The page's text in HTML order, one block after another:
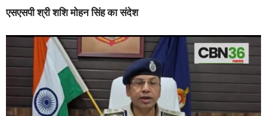
एसएसपी श्री शशि मोहन सिंह का संदेश